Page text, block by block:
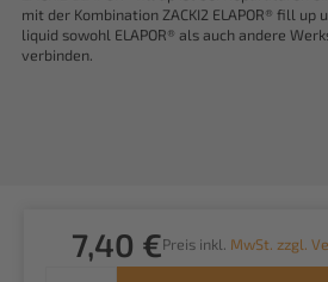
mit der Kombination ZACKI2 ELAPOR® fill up
liquid sowohl ELAPOR® als auch andere
verbinden.
7,40 €Preis inkl. MwSt. zzgl.